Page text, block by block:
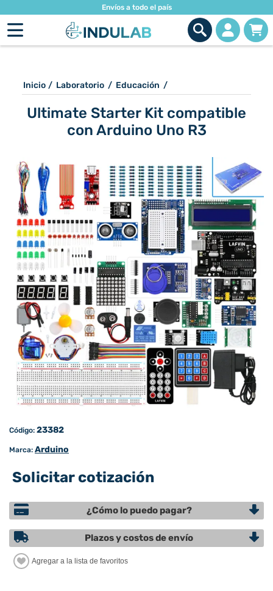
Envíos a todo el país
Inicio / Laboratorio / Educación /
Ultimate Starter Kit compatible
con Arduino Uno R3
Código: 23382
Marca: Arduino
Solicitar cotización
¿Cómo lo puedo pagar?
Plazos y costos de envío